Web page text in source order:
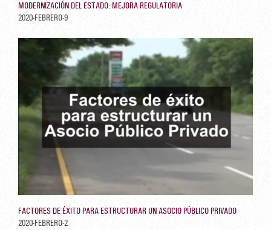
MODERNIZACIÓN DEL ESTADO: MEJORA REGULATORIA
2020-FEBRERO-9
FACTORES DE ÉXITO PARA ESTRUCTURAR UN ASOCIO PÚBLICO PRIVADO
2020-FEBRERO-2